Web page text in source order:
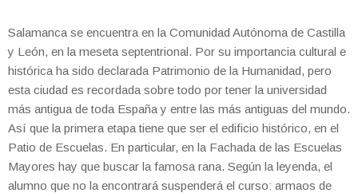
Salamanca se encuentra en la Comunidad Autónoma de Castilla
y León, en la meseta septentrional. Por su importancia cultural e
histórica ha sido declarada Patrimonio de la Humanidad, pero
esta ciudad es recordada sobre todo por tener la universidad
más antigua de toda España y entre las más antiguas del mundo.
Así que la primera etapa tiene que ser el edificio histórico, en el
Patio de Escuelas. En particular, en la Fachada de las Escuelas
Mayores hay que buscar la famosa rana. Según la leyenda, el
alumno que no la encontrará suspenderá el curso: armaos de